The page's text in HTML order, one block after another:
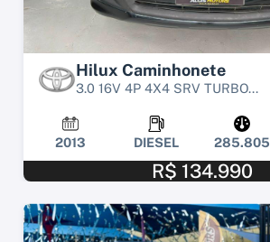
Hilux Caminhonete
3.0 16V 4P 4X4 SRV TURBO...
2013 DIESEL 285.805
R$ 134.990